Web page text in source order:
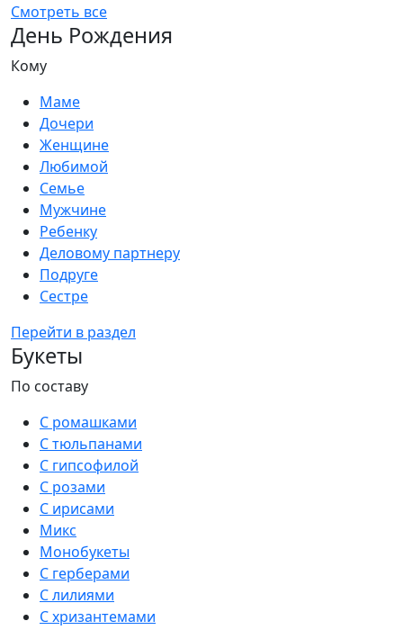
Смотреть все
День Рождения
Кому
Маме
Дочери
Женщине
Любимой
Семье
Мужчине
Ребенку
Деловому партнеру
Подруге
Сестре
Перейти в раздел
Букеты
По составу
С ромашками
С тюльпанами
С гипсофилой
С розами
С ирисами
Микс
Монобукеты
С герберами
С лилиями
С хризантемами